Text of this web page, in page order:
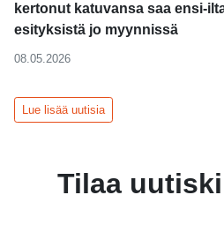
kertonut katuvansa saa ensi-
esityksistä jo myynnissä
08.05.2026
Lue lisää uutisia
Tilaa